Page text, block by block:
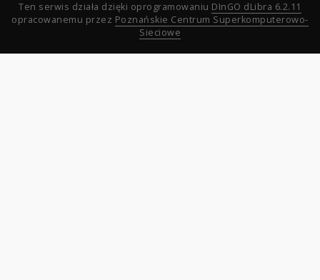
Ten serwis działa dzięki oprogramowaniu DInGO dLibra 6.2.11
opracowanemu przez Poznańskie Centrum Superkomputerowo-
Sieciowe